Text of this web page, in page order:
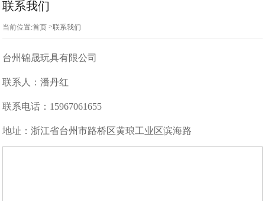
联系我们
当前位置:首页 >联系我们
台州锦晟玩具有限公司
联系人：潘丹红
联系电话：15967061655
地址：浙江省台州市路桥区黄琅工业区滨海路